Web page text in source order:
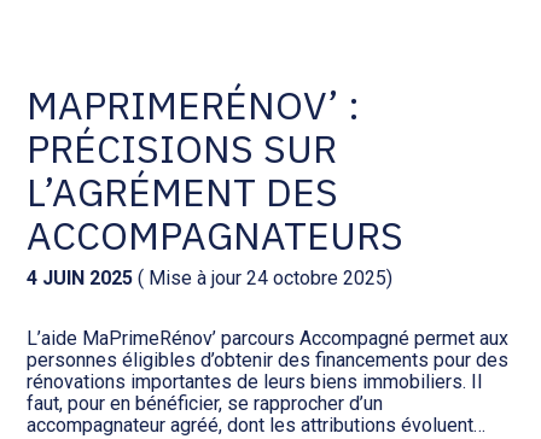
Social et ressources humaines
Assistance juridique
Pilotage d’entreprise
Audit légal
Gestion de patrimoine
Tenue de votre comptabilité :
ACD
Facturation et pilotage :
EVOLIZ
Analyse et tableau de bord :
WAIBI
MAPRIMERÉNOV’ :
PRÉCISIONS SUR
L’AGRÉMENT DES
ACCOMPAGNATEURS
4 JUIN 2025 ( Mise à jour 24 octobre 2025)
L’aide MaPrimeRénov’ parcours Accompagné permet aux
personnes éligibles d’obtenir des financements pour des
rénovations importantes de leurs biens immobiliers. Il
faut, pour en bénéficier, se rapprocher d’un
accompagnateur agréé, dont les attributions évoluent…